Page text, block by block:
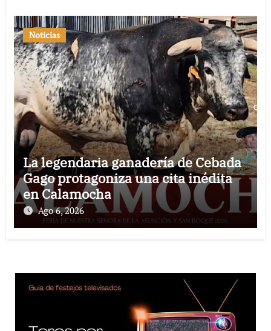
Noticias
La legendaria ganadería de Cebada
Gago protagoniza una cita inédita
en Calamocha
Ago 6, 2026